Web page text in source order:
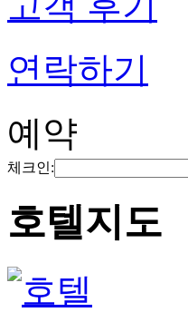
연락하기
예약
체크인:
호텔지도